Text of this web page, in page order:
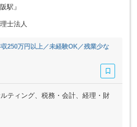
駅』
士法人
250万円以上／未経験OK／残業少な
ティング、税務・会計、経理・財